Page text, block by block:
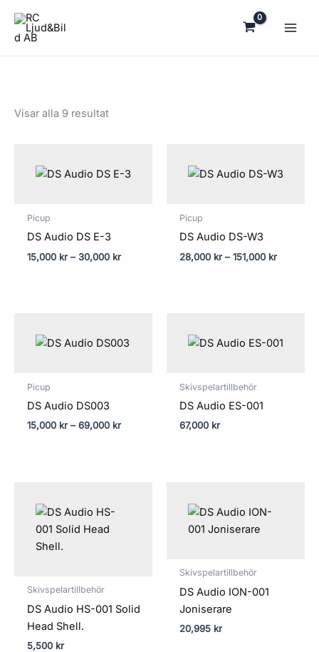
innehåll
Visar alla 9 resultat
Picup
DS Audio DS E-3
15,000 kr – 30,000 kr
till
Picup
DS Audio DS-W3
28,000 kr – 151,000 kr
till
Picup
DS Audio DS003
15,000 kr – 69,000 kr
till
Skivspelartillbehör
DS Audio ES-001
67,000 kr
Skivspelartillbehör
DS Audio HS-001 Solid
Head Shell.
5,500 kr
Skivspelartillbehör
DS Audio ION-001
Joniserare
20,995 kr